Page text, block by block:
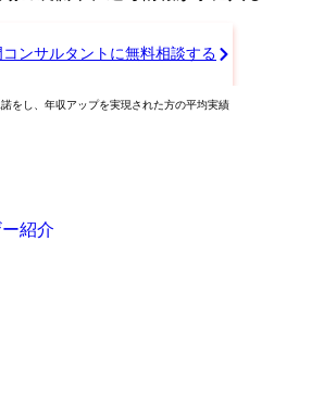
コンサルタントに無料相談する
をし、年収アップを実現された方の平均実績
紹介